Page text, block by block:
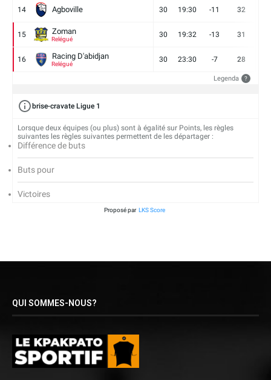
14 Agboville 30 19:30 -11 32
15 Zoman
Relégué
30 19:32 -13 31
16 Racing D'abidjan
Relégué
30 23:30 -7 28
Legenda ?
brise-cravate Ligue 1
Lorsque deux équipes (ou plus) sont à égalité sur Points, les règles
suivantes les règles suivantes permettent de les départager :
Différence de buts
Buts pour
Victoires
Proposé par LKS Score
QUI SOMMES-NOUS?